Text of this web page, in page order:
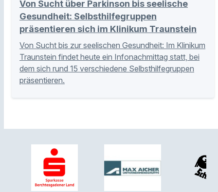
Von Sucht über Parkinson bis seelische
Gesundheit: Selbsthilfegruppen
präsentieren sich im Klinikum Traunstein
Von Sucht bis zur seelischen Gesundheit: Im Klinikum
Traunstein findet heute ein Infonachmittag statt, bei
dem sich rund 15 verschiedene Selbsthilfegruppen
präsentieren.